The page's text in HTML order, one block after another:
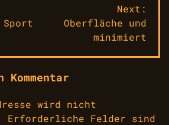
Sport
Next:
Oberfläche und
minimiert
wird nicht
Erforderliche Felder sind